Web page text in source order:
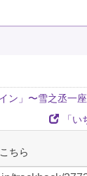
ン」〜雪之丞一
「
ちら